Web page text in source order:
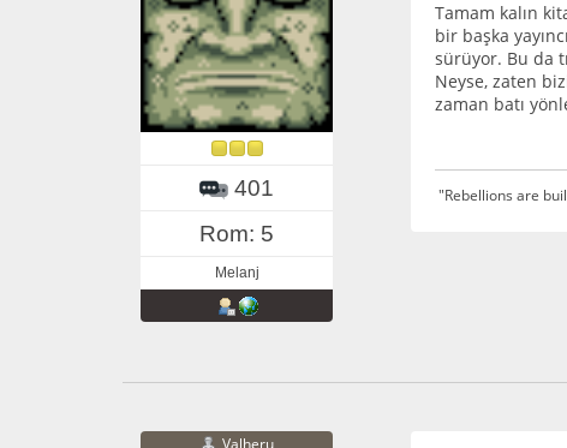
401
Rom: 5
Melanj
Tamam kalın
bir başka
sürüyor. Bu da
Neyse, zaten
zaman batı
"Rebellions are